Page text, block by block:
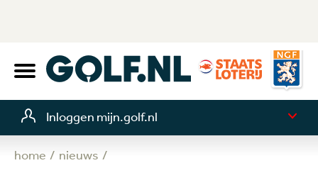
Inloggen mijn.golf.nl
home nieuws